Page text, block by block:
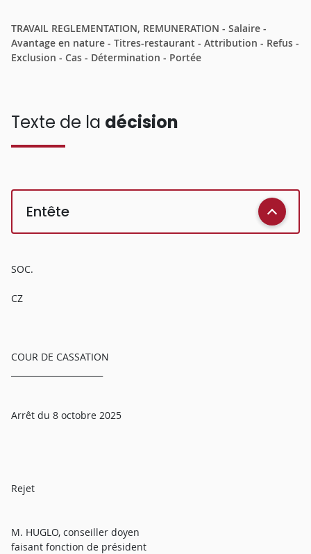
TRAVAIL REGLEMENTATION, REMUNERATION - Salaire -
Avantage en nature - Titres-restaurant - Attribution - Refus -
Exclusion - Cas - Détermination - Portée
Texte de la décision
Entête
SOC.
CZ
COUR DE CASSATION
Arrêt du 8 octobre 2025
Rejet
M. HUGLO, conseiller doyen
faisant fonction de président